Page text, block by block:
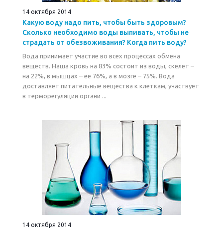
14 октября 2014
Какую воду надо пить, чтобы быть здоровым?
Сколько необходимо воды выпивать, чтобы не
страдать от обезвоживания? Когда пить воду?
Вода принимает участие во всех процессах обмена
веществ. Наша кровь на 83% состоит из воды, скелет –
на 22%, в мышцах – ее 76%, а в мозге – 75%. Вода
доставляет питательные вещества к клеткам, участвует
в терморегуляции органи ...
14 октября 2014